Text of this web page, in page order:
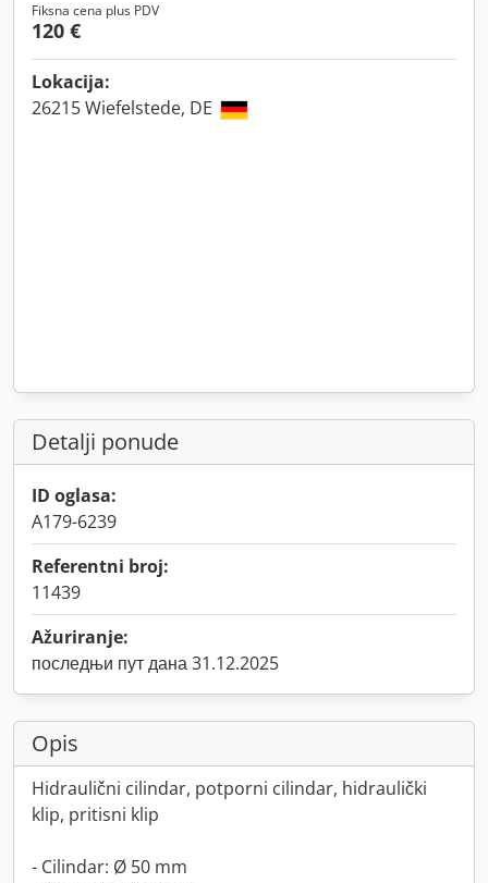
Fiksna cena plus PDV
120 €
Lokacija:
26215 Wiefelstede, DE
Detalji ponude
ID oglasa:
A179-6239
Referentni broj:
11439
Ažuriranje:
последњи пут дана 31.12.2025
Opis
Hidraulični cilindar, potporni cilindar, hidraulički
klip, pritisni klip
- Cilindar: Ø 50 mm